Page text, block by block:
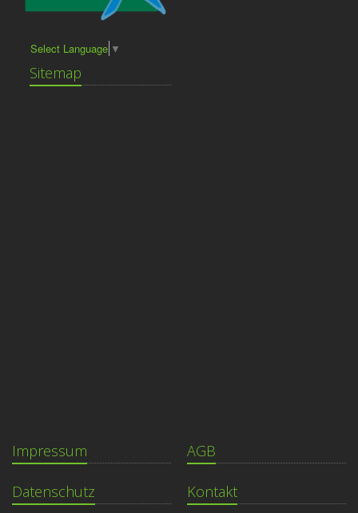
Select Language ▼
Sitemap
Impressum
Datenschutz
AGB
Kontakt